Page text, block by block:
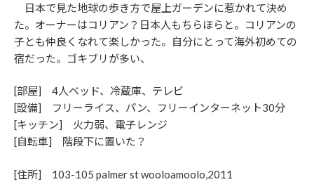
日本で見た地球の歩き方で屋上ガーデンに惹かれて決め
た。オーナーはコリアン？日本人もちらほらと。コリアンの
子とも仲良くなれて楽しかった。自分にとって海外初めての
宿だった。ゴキブリが多い、
[部屋] 4人ベッド、冷蔵庫、テレビ
[設備] フリーライス、パン、フリーインターネット30分
[キッチン] 火力弱、電子レンジ
[自転車] 階段下に置いた？
[住所] 103-105 palmer st wooloamoolo,2011